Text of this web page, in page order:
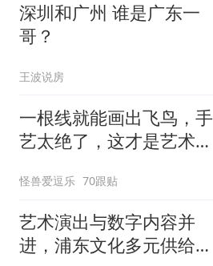
深圳和广州 谁是广东一
哥？
王波说房
一根线就能画出飞鸟，手
艺太绝了，这才是艺术魔
怪兽爱逗乐 70跟贴
艺术演出与数字内容并
进，浦东文化多元供给赋